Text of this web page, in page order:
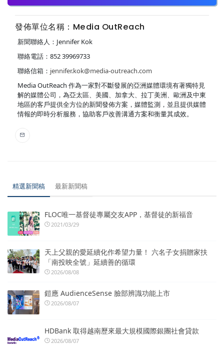
發佈單位名稱：Media OutReach
新聞聯絡人：Jennifer Kok
聯絡電話：852 39969733
聯絡信箱： jennifer.kok@media-outreach.com
Media OutReach 作為一家對不斷發展的亞洲媒體環境有著獨特見
解的媒體公司，為亞太區、美國、加拿大、拉丁美洲、歐洲及中東
地區的客戶提供全方位的新聞發佈方案，媒體監測，並且提供媒體
情報的即時分析服務，協助客戶改善溝通方案和衡量其成效。
精選新聞稿 最新新聞稿
FLOC唯一基督徒專屬交友APP，基督徒的新福音
2021/03/29
天上父親的愛延續化作希望力量！ 六名子女捐贈家扶
「南投映全號」延續善的循環
2026/08/08
鎧應 AudienceSense 臉部辨識功能上市
2026/08/07
HDBank 取得越南歷來最大規模國際銀團社會貸款
2026/08/07